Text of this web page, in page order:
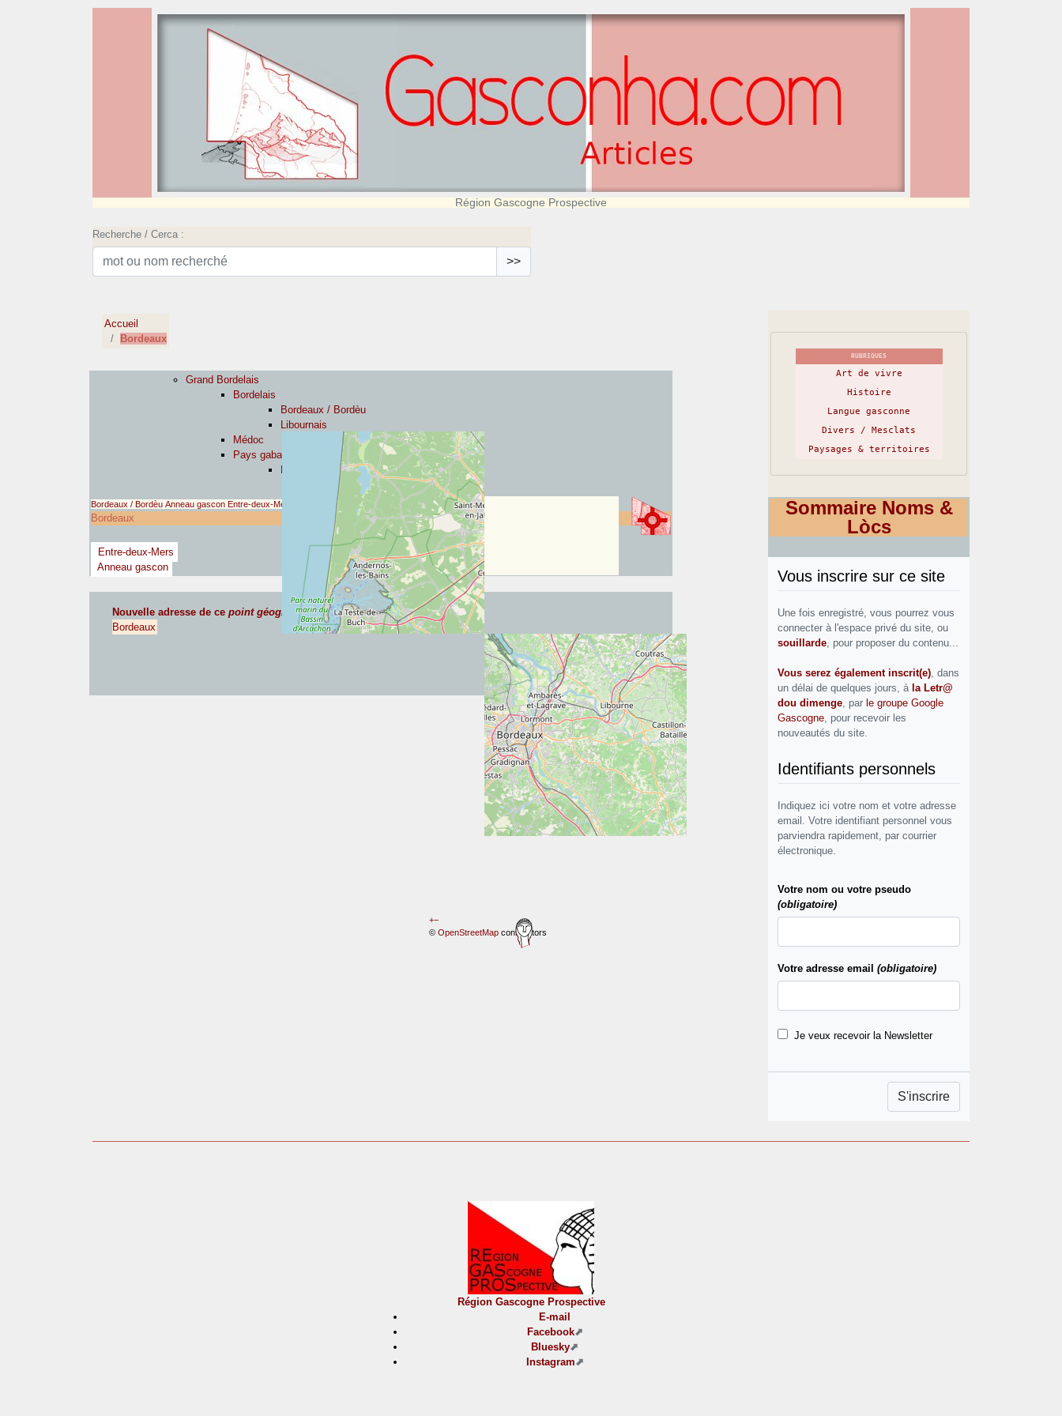
Région Gascogne Prospective
Recherche / Cerca :
>>
Accueil
Bordeaux
Grand Bordelais
Bordelais
Bordeaux / Bordèu
Libournais
Médoc
Pays gabaye
Bordeaux / Bordèu Anneau gascon Entre-deux-Mers
+−
© OpenStreetMapcontributors
Bordeaux
Entre-deux-Mers
Anneau gascon
Nouvelle adresse de cepoint géographique communal, cliquez ci-contre :
Bordeaux
RUBRIQUES
Art de vivre
Histoire
Langue gasconne
Divers / Mesclats
Paysages & territoires
Sommaire Noms &
Lòcs
Vous inscrire sur ce site
Une fois enregistré, vous pourrez vous
connecter à l'espace privé du site, ou
souillarde , pour proposer du contenu...
Vous serez également inscrit(e), dans
un délai de quelques jours, à la Letr@
dou dimenge, par le groupe Google
Gascogne, pour recevoir les
nouveautés du site.
Identifiants personnels
Indiquez ici votre nom et votre adresse
email. Votre identifiant personnel vous
parviendra rapidement, par courrier
électronique.
Votre nom ou votre pseudo
(obligatoire)
Votre adresse email (obligatoire)
Je veux recevoir la Newsletter
Région Gascogne Prospective
E-mail
Facebook
Bluesky
Instagram